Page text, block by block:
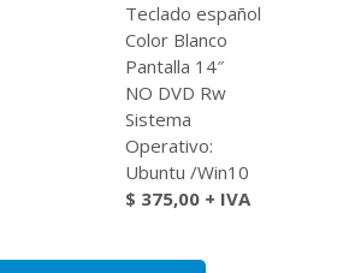
Teclado español
Color Blanco
Pantalla 14″
NO DVD Rw
Sistema
Operativo:
Ubuntu /Win10
$ 375,00 + IVA